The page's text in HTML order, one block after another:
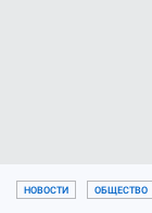
НОВОСТИ ОБЩЕСТВО